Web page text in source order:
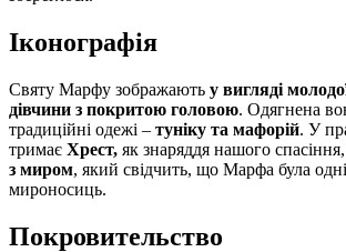
Іконографія
Святу Марфу зображають у вигляді
дівчини з покритою головою. Одягнена
традиційні одежі – туніку та мафорій. У
тримає Хрест, як знаряддя нашого спасіння,
з миром, який свідчить, що Марфа була
мироносиць.
Покровительство